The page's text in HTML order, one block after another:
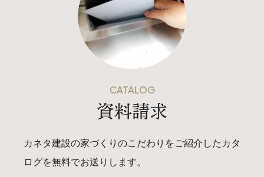
CATALOG
資料請求
カネタ建設の家づくりのこだわりをご紹介したカタ
ログを無料でお送りします。